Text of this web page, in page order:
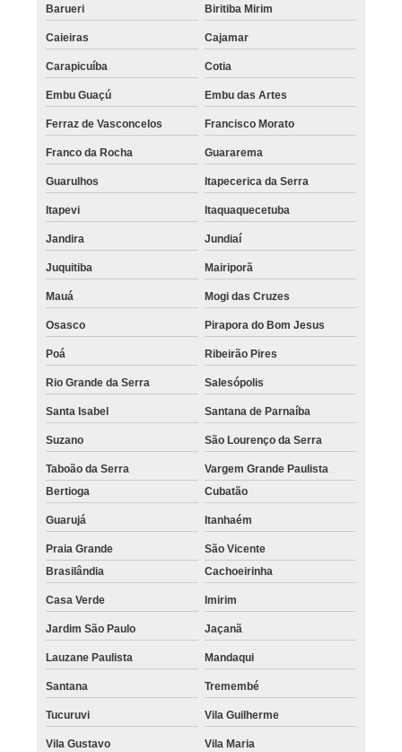
Barueri Biritiba Mirim
Caieiras Cajamar
Carapicuíba Cotia
Embu Guaçú Embu das Artes
Ferraz de Vasconcelos Francisco Morato
Franco da Rocha Guararema
Guarulhos Itapecerica da Serra
Itapevi Itaquaquecetuba
Jandira Jundiaí
Juquitiba Mairiporã
Mauá Mogi das Cruzes
Osasco Pirapora do Bom Jesus
Poá Ribeirão Pires
Rio Grande da Serra Salesópolis
Santa Isabel Santana de Parnaíba
Suzano São Lourenço da Serra
Taboão da Serra
Vargem Grande Paulista
Bertioga
Cubatão
Guarujá Itanhaém
Praia Grande
São Vicente
Brasilândia
Cachoeirinha
Casa Verde Imirim
Jardim São Paulo Jaçanã
Lauzane Paulista Mandaqui
Santana Tremembé
Tucuruvi Vila Guilherme
Vila Gustavo Vila Maria